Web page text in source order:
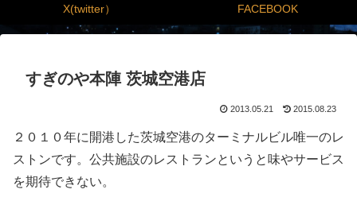
X(twitter） FACEBOOK
すぎのや本陣 茨城空港店
2013.05.21 2015.08.23
２０１０年に開港した茨城空港のターミナルビル唯一のレ
ストンです。公共施設のレストランというと味やサービス
を期待できない。